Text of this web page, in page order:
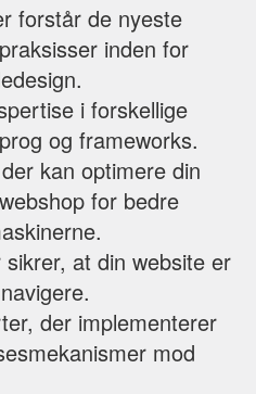
forstår de nyeste
inden for
i forskellige
og frameworks.
kan optimere din
for bedre
at din website er
der implementerer
mod